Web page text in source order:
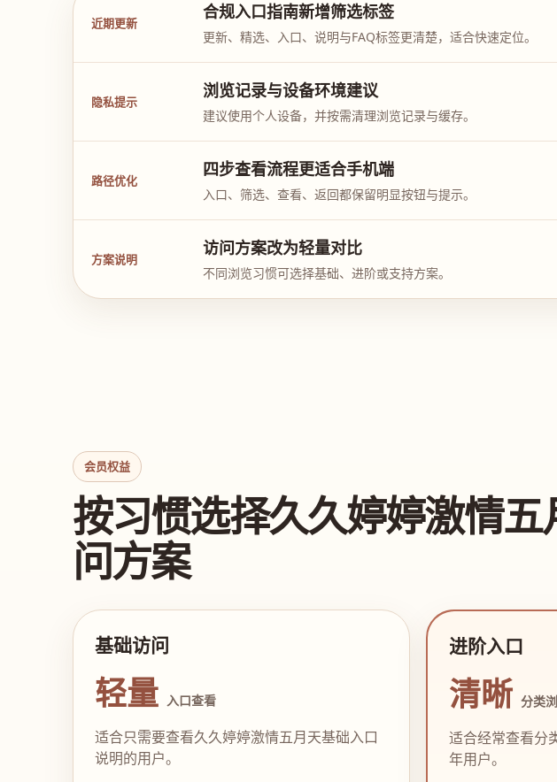
近期更新
合规入口指南新增筛选标签
更新、精选、入口、说明与FAQ标签更清楚，适合快速定位。
隐私提示
浏览记录与设备环境建议
建议使用个人设备，并按需清理浏览记录与缓存。
路径优化
四步查看流程更适合手机端
入口、筛选、查看、返回都保留明显按钮与提示。
方案说明
访问方案改为轻量对比
不同浏览习惯可选择基础、进阶或支持方案。
会员权益
按习惯选择久久婷婷激情五
问方案
基础访问
轻量 入口查看
适合只需要查看久久婷婷激情五月天基础入口
说明的用户。
进阶入口
清晰分类
适合经常查看分
年用户。